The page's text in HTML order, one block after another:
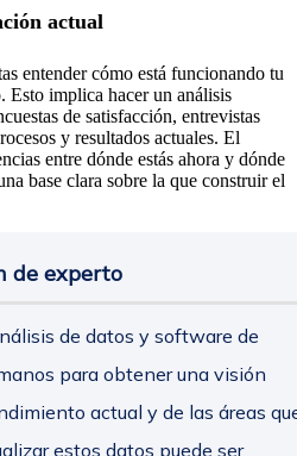
actual
entender cómo está funcionando tu
Esto implica hacer un análisis
de satisfacción, entrevistas
y resultados actuales. El
entre dónde estás ahora y dónde
base clara sobre la que construir el
de experto
de datos y software de
para obtener una visión
actual y de las áreas
estos datos puede ser